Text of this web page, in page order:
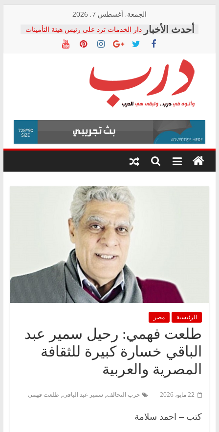
content
الجمعة, أغسطس 7, 2026
دار الخدمات ترد على رئيس هيئة التأمينات
بعد مؤتمره الصحفي: إنكار الأزمة لا ينهي
معاناة أصحاب المعاشات.. ونطالب بكشف
فرحات سليمان يكتب: القطاع الصحي إلى
أين؟
حزب التحالف الشعبي يطلق لجنة “الحق
في الصحة” بالإسكندرية لرصد الانتهاكات
ودعم المرضى
الوزاري لمدينة الصحفيين.. وانتهاء أعمال
إنشاء المبنى الإداري
المجلس القومي لحقوق الإنسان يعلن
متابعة قضية الدكتور محمد زهران.. ويؤكد:
قرينة البراءة وضمانات المحاكمة العادلة
درب
وأتوه
درب..
وتبقى
هي
الرئيسية مصر
طلعت فهمي: رحيل سمير عبد
الباقي خسارة كبيرة للثقافة
المصرية والعربية
22 مايو، 2026 حزب التحالف, سمير عبد الباقي, طلعت فهمي
كتب – احمد سلامة